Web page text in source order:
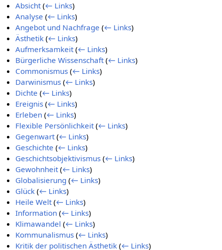
Absicht (← Links)
Analyse (← Links)
Angebot und Nachfrage (← Links)
Ästhetik (← Links)
Aufmerksamkeit (← Links)
Bürgerliche Wissenschaft (← Links)
Commonismus (← Links)
Darwinismus (← Links)
Dichte (← Links)
Ereignis (← Links)
Erleben (← Links)
Flexible Persönlichkeit (← Links)
Gegenwart (← Links)
Geschichte (← Links)
Geschichtsobjektivismus (← Links)
Gewohnheit (← Links)
Globalisierung (← Links)
Glück (← Links)
Heile Welt (← Links)
Information (← Links)
Klimawandel (← Links)
Kommunalismus (← Links)
Kritik der politischen Ästhetik (← Links)